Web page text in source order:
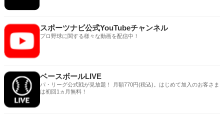
スポーツナビ公式YouTubeチャンネル
プロ野球に関する様々な動画を配信中！
ベースボールLIVE
パ・リーグ公式戦が見放題！ 月額770円(税込)。はじめて加入のお客さま
は初回1ヵ月無料！